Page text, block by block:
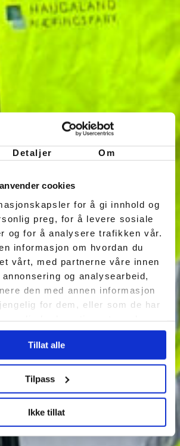
Detaljer Om
cookies
for å gi innhold og
preg, for å levere sosiale
og for å analysere trafikken vår.
informasjon om hvordan du
vårt, med partnerne våre innen
og analysearbeid,
den med annen informasjon
for dem, eller som de har
Tillat alle
Tilpass
Ikke tillat